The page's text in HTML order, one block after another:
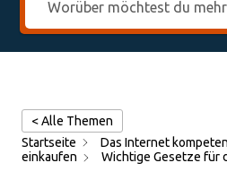
< Alle Themen
Startseite
Das Internet
einkaufen
Wichtige Gesetze für